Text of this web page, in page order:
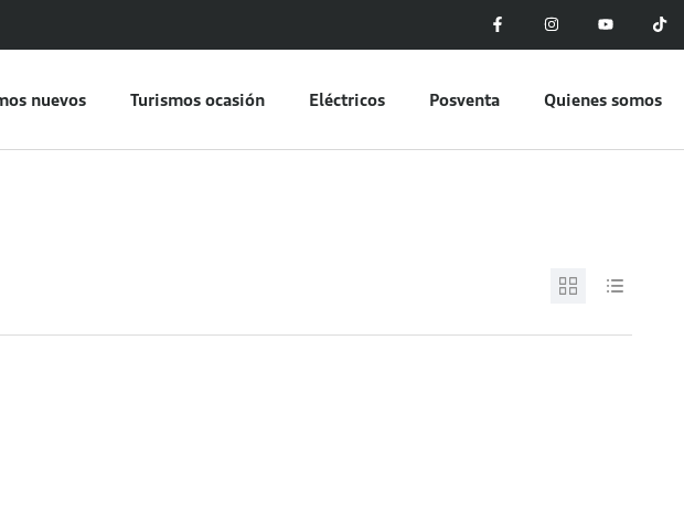
nuevos Turismos ocasión Eléctricos Posventa Quienes somos